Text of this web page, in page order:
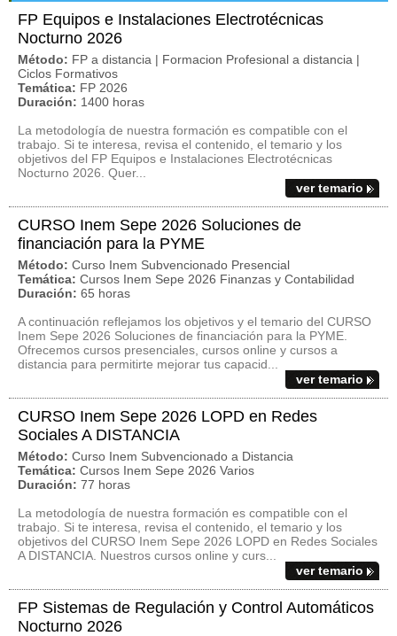
FP Equipos e Instalaciones Electrotécnicas
Nocturno 2026
Método: FP a distancia | Formacion Profesional a distancia |
Ciclos Formativos
Temática: FP 2026
Duración: 1400 horas
La metodología de nuestra formación es compatible con el
trabajo. Si te interesa, revisa el contenido, el temario y los
objetivos del FP Equipos e Instalaciones Electrotécnicas
Nocturno 2026. Quer...
ver temario
CURSO Inem Sepe 2026 Soluciones de
financiación para la PYME
Método: Curso Inem Subvencionado Presencial
Temática: Cursos Inem Sepe 2026 Finanzas y Contabilidad
Duración: 65 horas
A continuación reflejamos los objetivos y el temario del CURSO
Inem Sepe 2026 Soluciones de financiación para la PYME.
Ofrecemos cursos presenciales, cursos online y cursos a
distancia para permitirte mejorar tus capacid...
ver temario
CURSO Inem Sepe 2026 LOPD en Redes
Sociales A DISTANCIA
Método: Curso Inem Subvencionado a Distancia
Temática: Cursos Inem Sepe 2026 Varios
Duración: 77 horas
La metodología de nuestra formación es compatible con el
trabajo. Si te interesa, revisa el contenido, el temario y los
objetivos del CURSO Inem Sepe 2026 LOPD en Redes Sociales
A DISTANCIA. Nuestros cursos online y curs...
ver temario
FP Sistemas de Regulación y Control Automáticos
Nocturno 2026